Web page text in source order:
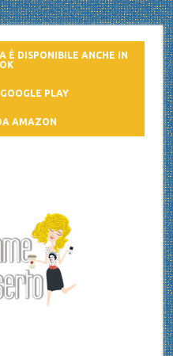
È DISPONIBILE ANCHE IN
PLAY
AMAZON